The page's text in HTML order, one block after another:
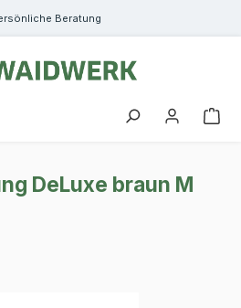
Beratung
DeLuxe braun M